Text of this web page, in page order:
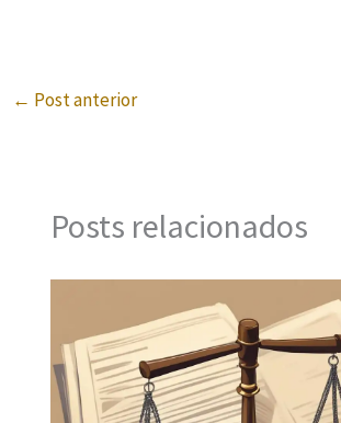
← Post anterior
Posts relacionados